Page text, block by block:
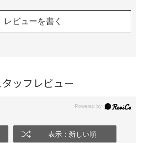
レビューを書く
ッフレビュー
表示：新しい順